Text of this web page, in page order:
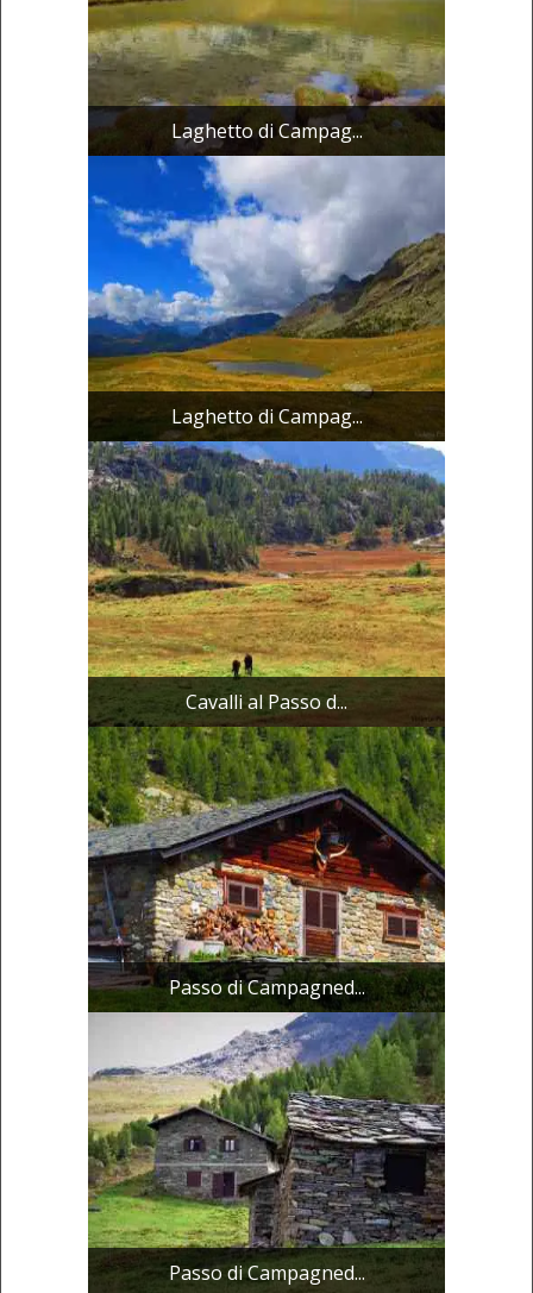
Laghetto di Campag...
Laghetto di Campag...
Cavalli al Passo d...
Passo di Campagned...
Passo di Campagned...